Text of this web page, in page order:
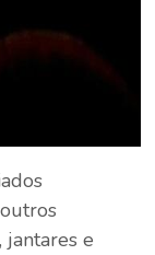
jantares e